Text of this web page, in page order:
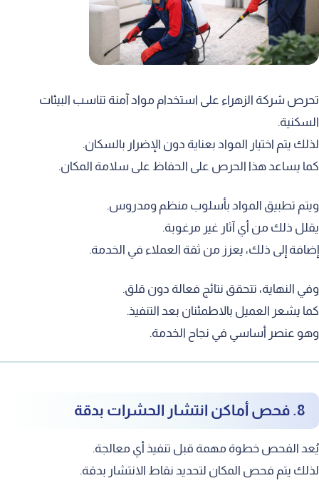
شركة الزهراء على استخدام مواد آمنة تناسب البيئات
يتم اختيار المواد بعناية دون الإضرار بالسكان.
يساعد هذا الحرص على الحفاظ على سلامة المكان.
تطبيق المواد بأسلوب منظم ومدروس.
ذلك من أي آثار غير مرغوبة.
إلى ذلك، يعزز من ثقة العملاء في الخدمة.
النهاية، تتحقق نتائج فعالة دون قلق.
يشعر العميل بالاطمئنان بعد التنفيذ.
عنصر أساسي في نجاح الخدمة.
8. فحص أماكن انتشار الحشرات بدقة
الفحص خطوة مهمة قبل تنفيذ أي معالجة.
يتم فحص المكان لتحديد نقاط الانتشار بدقة.